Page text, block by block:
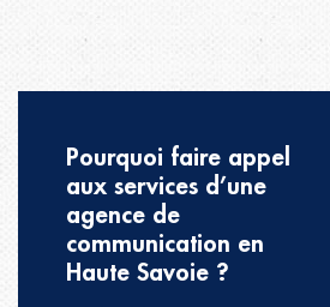
Pourquoi faire appel
aux services d’une
agence de
communication en
Haute Savoie ?